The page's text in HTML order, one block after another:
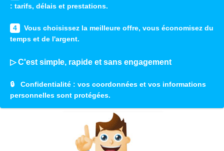
: tarifs, délais et prestations.
4
Vous choisissez la meilleure offre, vous économisez du
temps et de l'argent.
▷ C'est simple, rapide et sans engagement
🔒 Confidentialité : vos coordonnées et vos informations
personnelles sont protégées.